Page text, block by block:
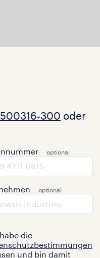
300 oder
die
und bin damit